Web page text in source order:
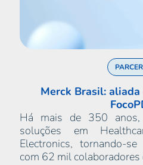
Merck Brasil:
Há mais de 350 anos,
soluções em
Electronics, tornando-
com 62 mil colaboradores